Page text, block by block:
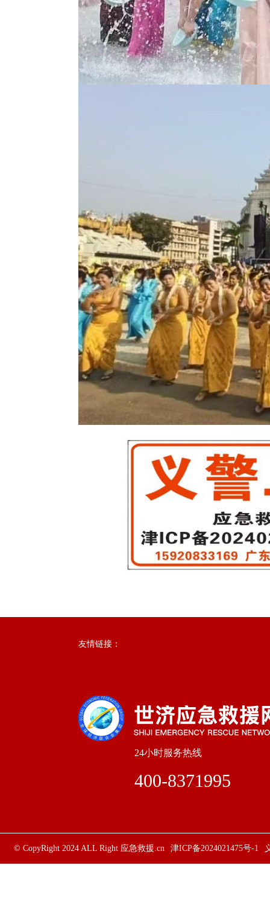
友情链接：
24小时服务热线
400-8371995
© CopyRight 2024 ALL Right 应急救援.cn 津ICP备2024021475号-1